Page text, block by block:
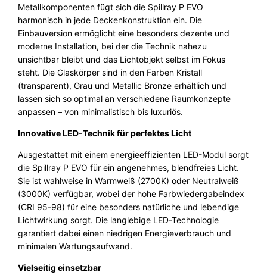
r
s
i
o
n
S
p
i
l
r
a
y
M
E
V
O
A
x
l
Metallkomponenten fügt sich die Spillray P EVO
harmonisch in jede Deckenkonstruktion ein. Die
Einbauversion ermöglicht eine besonders dezente und
moderne Installation, bei der die Technik nahezu
unsichtbar bleibt und das Lichtobjekt selbst im Fokus
steht. Die Glaskörper sind in den Farben Kristall
(transparent), Grau und Metallic Bronze erhältlich und
lassen sich so optimal an verschiedene Raumkonzepte
anpassen – von minimalistisch bis luxuriös.
Innovative LED-Technik für perfektes Licht
Ausgestattet mit einem energieeffizienten LED-Modul sorgt
die Spillray P EVO für ein angenehmes, blendfreies Licht.
Sie ist wahlweise in Warmweiß (2700K) oder Neutralweiß
(3000K) verfügbar, wobei der hohe Farbwiedergabeindex
(CRI 95-98) für eine besonders natürliche und lebendige
Lichtwirkung sorgt. Die langlebige LED-Technologie
garantiert dabei einen niedrigen Energieverbrauch und
minimalen Wartungsaufwand.
Vielseitig einsetzbar